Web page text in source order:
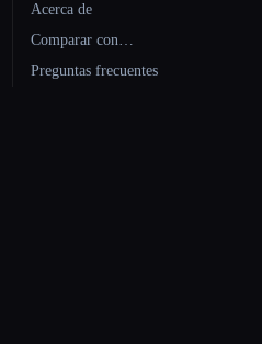
Acerca de
Comparar con…
Preguntas frecuentes